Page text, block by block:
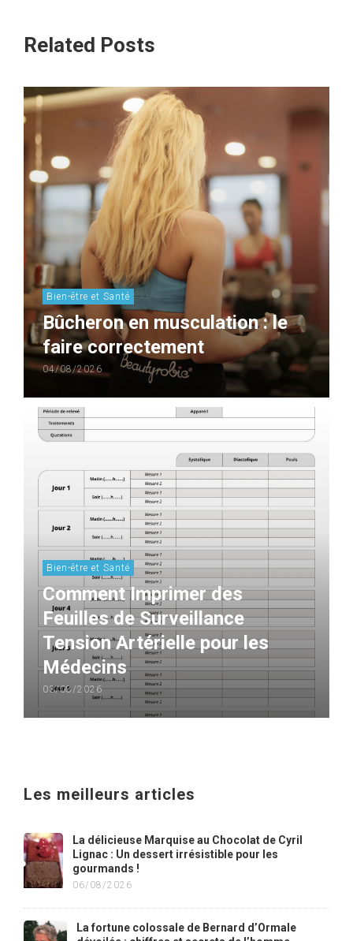
Related Posts
Bien-être et Santé
Bûcheron en musculation : le
faire correctement
04/08/2026
Bien-être et Santé
Comment Imprimer des
Feuilles de Surveillance
Tension Artérielle pour les
Médecins
03/08/2026
Les meilleurs articles
La délicieuse Marquise au Chocolat de Cyril
Lignac : Un dessert irrésistible pour les
gourmands !
06/08/2026
La fortune colossale de Bernard d’Ormale